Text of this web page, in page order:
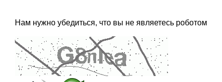
Нам нужно убедиться, что вы не являетесь роботом